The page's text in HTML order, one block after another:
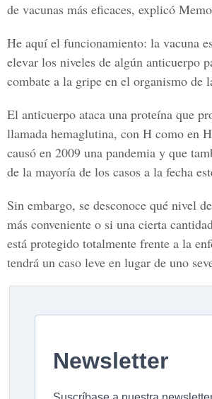
de vacunas más eficaces, explicó
He aquí el funcionamiento: la vacuna
elevar los niveles de algún anticuerpo
combate a la gripe en el organismo de
El anticuerpo ataca una proteína que
llamada hemaglutina, con H como en
causó en 2009 una pandemia y que
de la mayoría de los casos a la fecha
Sin embargo, se desconoce qué nivel
más conveniente o si una cierta
está protegido totalmente frente a la
tendrá un caso leve en lugar de uno